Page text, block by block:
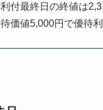
付最終日の終値は
価値5,000円で優待